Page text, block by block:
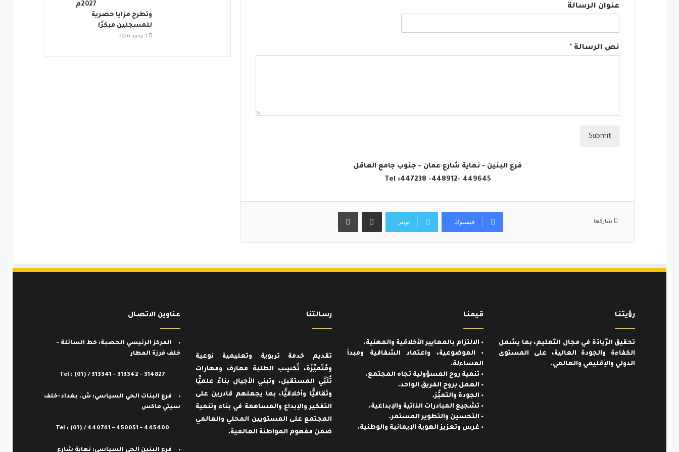
عنوان الرسالة
نص الرسالة *
Submit
فرع البنين – نهاية شارع عمان – جنوب جامع العاقل
Tel :447238 -448912- 449645
شاركها فيسبوك تويتر
مشاركة عبر البريد طباعة
2027م
وتطرح مزايا حصرية
للمسجلين مبكرًا
1 يونيو، 2026
رؤيتنـا
تحقيق الرِّيادَة في مجال التَّعليم، بما يشمل
الكفاءة والجودة العالية، على المستوى
الدولي والإقليمي والعالمي.
قيمنـا
٠ الالتزام بالمعايير الأخلاقية والمهنية.
٠ الموضوعية، واعتماد الشفافية ومبدأ
المساءلة.
٠ تنمية روح المسؤولية تجاه المجتمع.
٠ العمل بروح الفريق الواحد.
٠ الجودة والتميُّز.
٠ تشجيع المبادرات الذاتية والإبداعية.
٠ التحسين والتطوير المستمر.
٠ غرس وتعزيز الهوية الإيمانية والوطنية.
رسـالتنا
تقديم خدمة تربوية وتعليمية نوعية
ومُتَميِّزَة، تُكسِب الطلبة معارف ومهارات
تُلَبِّي المستقبل، وتبني الأجيال بناءً علميًّا
وثقافيًّا وأخلاقيًّا، بما يجعلهم قادرين على
التفكير والإبداع والمساهمة في بناء وتنمية
المجتمع على المستويين المحلي والعالمي
ضمن مفهوم المواطنة العالمية.
عناوين الاتصـال
المركز الرئيسي الحصبة: خط السائلة –
خلف فرزة المطار
Tel : (01) / 313341 – 313342 – 314827
فرع البنات الحي السياسي: ش. بغداد-خلف
سيتي ماكس
Tel : (01) / 440741 – 450051 – 445400
فرع البنين الحي السياسي: نهاية شارع